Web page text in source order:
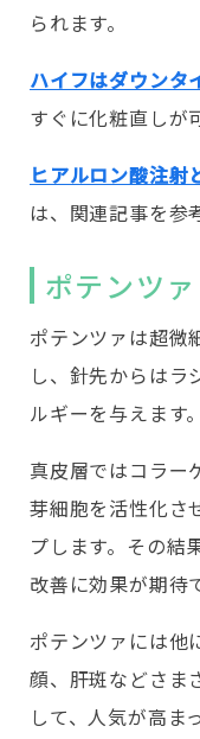
られます。
ハイフはダウンタ
すぐに化粧直しが
ヒアルロン酸注射
は、関連記事を参
ポテンツァ
ポテンツァは超微
し、針先からはラ
ルギーを与えます。
真皮層ではコラー
芽細胞を活性化さ
プします。その結
改善に効果が期待
ポテンツァには他
顔、肝斑などさま
して、人気が高ま